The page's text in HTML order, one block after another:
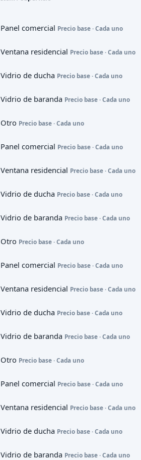
Panel comercial Precio base · Cada uno
Ventana residencial Precio base · Cada uno
Vidrio de ducha Precio base · Cada uno
Vidrio de baranda Precio base · Cada uno
Otro Precio base · Cada uno
Panel comercial Precio base · Cada uno
Ventana residencial Precio base · Cada uno
Vidrio de ducha Precio base · Cada uno
Vidrio de baranda Precio base · Cada uno
Otro Precio base · Cada uno
Panel comercial Precio base · Cada uno
Ventana residencial Precio base · Cada uno
Vidrio de ducha Precio base · Cada uno
Vidrio de baranda Precio base · Cada uno
Otro Precio base · Cada uno
Panel comercial Precio base · Cada uno
Ventana residencial Precio base · Cada uno
Vidrio de ducha Precio base · Cada uno
Vidrio de baranda Precio base · Cada uno